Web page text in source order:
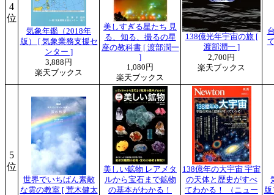
4
位
気象年鑑（2018年
版） [ 気象業務支援セ
ンター ]
3,888円
楽天ブックス
美しすぎる星たち 見
る、知る、撮るの星
座の教科書 [ 渡部潤一
]
1,080円
楽天ブックス
138億光年宇宙の旅 [
渡部潤一 ]
2,700円
楽天ブックス
5
位
世界でいちばん素敵
な雲の教室 [ 荒木健太
美しい鉱物 レアメタ
ルから宝石まで鉱物
の基本がわかる！
138億年の大宇宙 宇宙
の天体と歴史がすべ
てわかる！ （ニュー
版